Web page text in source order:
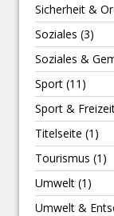
Sicherheit &
Soziales (3)
Soziales &
Sport (11)
Sport &
Titelseite (1)
Tourismus (1)
Umwelt (1)
Umwelt &